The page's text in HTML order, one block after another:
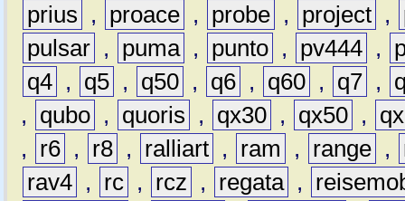
prius
, proace , probe , project ,
pulsar , puma , punto , pv444 ,
q4 , q5 , q50 , q6 , q60 , q7 ,
,
qubo , quoris , qx30 , qx50 ,
,
r6 , r8 , ralliart , ram , range ,
rav4 , rc , rcz , regata ,